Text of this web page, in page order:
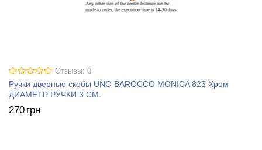
Отзывы: 0
Ручки дверные скобы UNO BAROCCO MONICA 823 Хром
ДИАМЕТР РУЧКИ 3 СМ.
270 грн